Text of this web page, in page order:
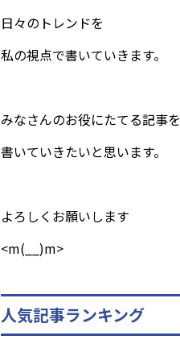
日々のトレンドを
私の視点で書いていきます。
みなさんのお役にたてる記事を
書いていきたいと思います。
よろしくお願いします
<m(__)m>
人気記事ランキング